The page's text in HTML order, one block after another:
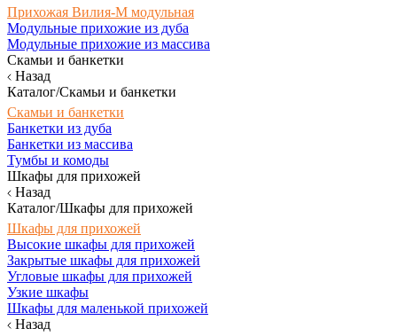
Прихожая Вилия-М модульная
Модульные прихожие из дуба
Модульные прихожие из массива
Скамьи и банкетки
Назад
Каталог/Скамьи и банкетки
Скамьи и банкетки
Банкетки из дуба
Банкетки из массива
Тумбы и комоды
Шкафы для прихожей
Назад
Каталог/Шкафы для прихожей
Шкафы для прихожей
Высокие шкафы для прихожей
Закрытые шкафы для прихожей
Угловые шкафы для прихожей
Узкие шкафы
Шкафы для маленькой прихожей
Назад